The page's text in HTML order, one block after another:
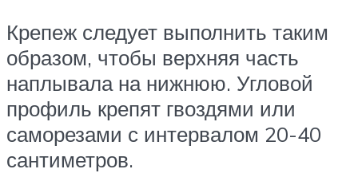
Крепеж следует выполнить таким
образом, чтобы верхняя часть
наплывала на нижнюю. Угловой
профиль крепят гвоздями или
саморезами с интервалом 20-40
сантиметров.